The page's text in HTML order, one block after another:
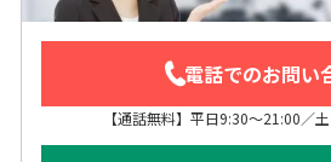
電話でのお問い
【通話無料】平日9:30～21:00／